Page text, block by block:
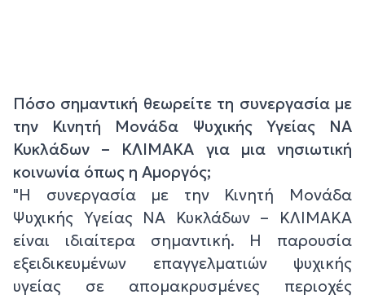
Πόσο σημαντική θεωρείτε τη συνεργασία με
την Κινητή Μονάδα Ψυχικής Υγείας ΝΑ
Κυκλάδων – ΚΛΙΜΑΚΑ για μια νησιωτική
κοινωνία όπως η Αμοργός;
"Η συνεργασία με την Κινητή Μονάδα
Ψυχικής Υγείας ΝΑ Κυκλάδων – ΚΛΙΜΑΚΑ
είναι ιδιαίτερα σημαντική. Η παρουσία
εξειδικευμένων επαγγελματιών ψυχικής
υγείας σε απομακρυσμένες περιοχές